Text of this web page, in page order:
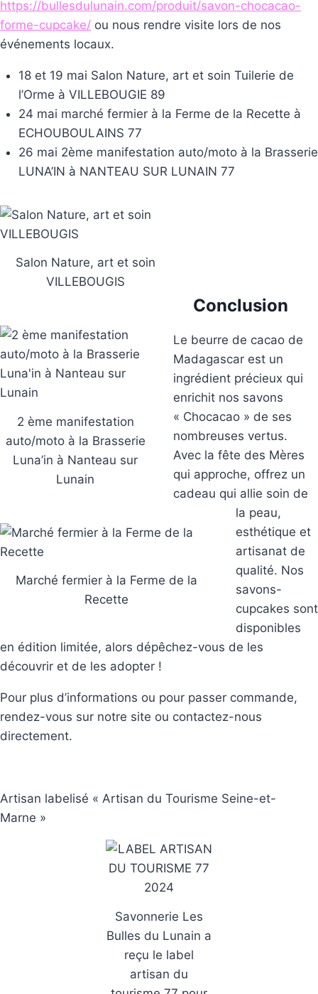
https://bullesdulunain.com/produit/savon-chocacao-
forme-cupcake/ ou nous rendre visite lors de nos
événements locaux.
18 et 19 mai Salon Nature, art et soin Tuilerie de
l’Orme à VILLEBOUGIE 89
24 mai marché fermier à la Ferme de la Recette à
ECHOUBOULAINS 77
26 mai 2ème manifestation auto/moto à la Brasserie
LUNA’IN à NANTEAU SUR LUNAIN 77
Salon Nature, art et soin
VILLEBOUGIS
2 ème manifestation
auto/moto à la Brasserie
Luna’in à Nanteau sur
Lunain
Marché fermier à la Ferme de la
Recette
Conclusion
Le beurre de cacao de
Madagascar est un
ingrédient précieux qui
enrichit nos savons
« Chocacao » de ses
nombreuses vertus.
Avec la fête des Mères
qui approche, offrez un
cadeau qui allie soin de
la peau,
esthétique et
artisanat de
qualité. Nos
savons-
cupcakes sont
disponibles
en édition limitée, alors dépêchez-vous de les
découvrir et de les adopter !
Pour plus d’informations ou pour passer commande,
rendez-vous sur notre site ou contactez-nous
directement.
Artisan labelisé « Artisan du Tourisme Seine-et-
Marne »
Savonnerie Les
Bulles du Lunain a
reçu le label
artisan du